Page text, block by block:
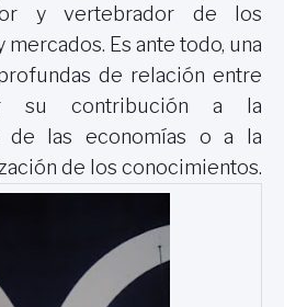
y vertebrador de los
Es ante todo, una
de relación entre
su contribución a la
de las economías o a la
de los conocimientos.